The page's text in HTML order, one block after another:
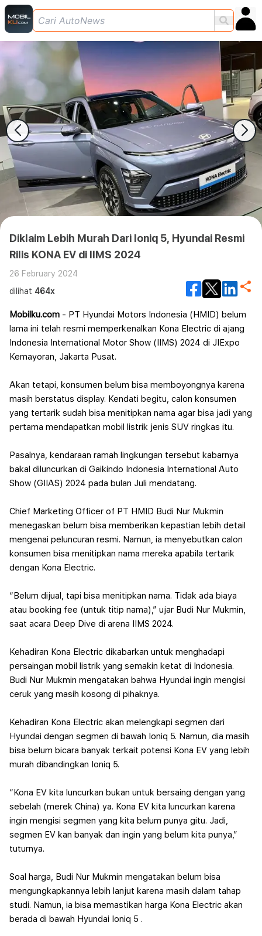
Diklaim Lebih Murah Dari Ioniq 5, Hyundai Resmi
Rilis KONA EV di IIMS 2024
26 February 2024
dilihat 464x
Mobilku.com - PT Hyundai Motors Indonesia (HMID) belum
lama ini telah resmi memperkenalkan Kona Electric di ajang
Indonesia International Motor Show (IIMS) 2024 di JIExpo
Kemayoran, Jakarta Pusat.
Akan tetapi, konsumen belum bisa memboyongnya karena
masih berstatus display. Kendati begitu, calon konsumen
yang tertarik sudah bisa menitipkan nama agar bisa jadi yang
pertama mendapatkan mobil listrik jenis SUV ringkas itu.
Pasalnya, kendaraan ramah lingkungan tersebut kabarnya
bakal diluncurkan di Gaikindo Indonesia International Auto
Show (GIIAS) 2024 pada bulan Juli mendatang.
Chief Marketing Officer of PT HMID Budi Nur Mukmin
menegaskan belum bisa memberikan kepastian lebih detail
mengenai peluncuran resmi. Namun, ia menyebutkan calon
konsumen bisa menitipkan nama mereka apabila tertarik
dengan Kona Electric.
“Belum dijual, tapi bisa menitipkan nama. Tidak ada biaya
atau booking fee (untuk titip nama),” ujar Budi Nur Mukmin,
saat acara Deep Dive di arena IIMS 2024.
Kehadiran Kona Electric dikabarkan untuk menghadapi
persaingan mobil listrik yang semakin ketat di Indonesia.
Budi Nur Mukmin mengatakan bahwa Hyundai ingin mengisi
ceruk yang masih kosong di pihaknya.
Kehadiran Kona Electric akan melengkapi segmen dari
Hyundai dengan segmen di bawah Ioniq 5. Namun, dia masih
bisa belum bicara banyak terkait potensi Kona EV yang lebih
murah dibandingkan Ioniq 5.
“Kona EV kita luncurkan bukan untuk bersaing dengan yang
sebelah (merek China) ya. Kona EV kita luncurkan karena
ingin mengisi segmen yang kita belum punya gitu. Jadi,
segmen EV kan banyak dan ingin yang belum kita punya,”
tuturnya.
Soal harga, Budi Nur Mukmin mengatakan belum bisa
mengungkapkannya lebih lanjut karena masih dalam tahap
studi. Namun, ia bisa memastikan harga Kona Electric akan
berada di bawah Hyundai Ioniq 5 .